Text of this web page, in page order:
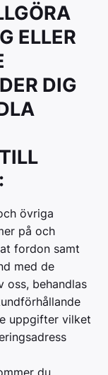
ELLER
DIG
övriga
på och
fordon samt
med de
oss, behandlas
uppgifter vilket
du